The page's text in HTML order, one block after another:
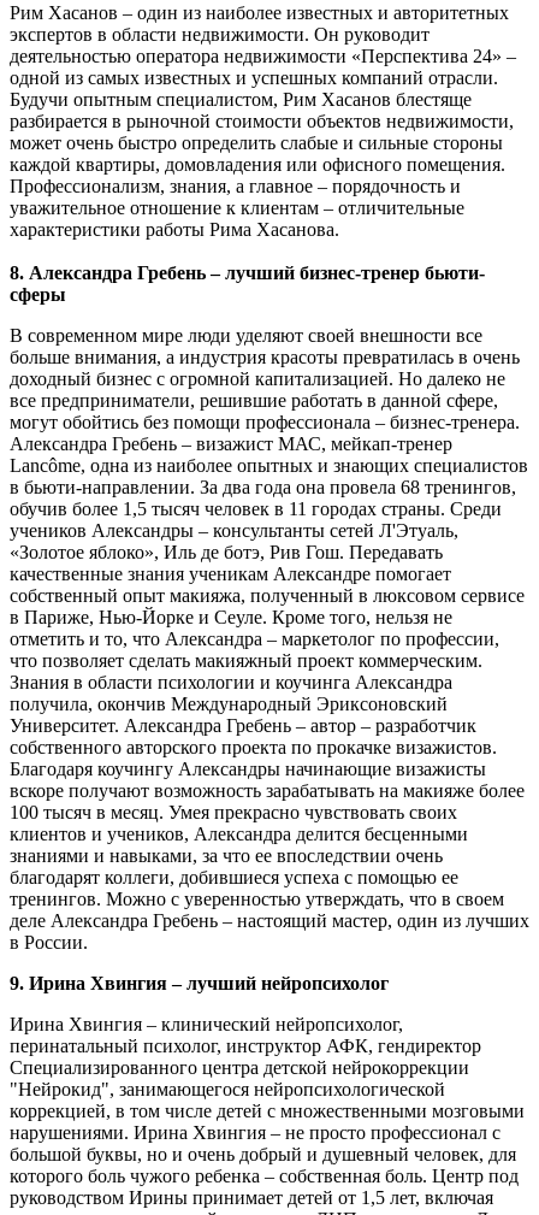
Рим Хасанов – один из наиболее известных и авторитетных
экспертов в области недвижимости. Он руководит
деятельностью оператора недвижимости «Перспектива 24» –
одной из самых известных и успешных компаний отрасли.
Будучи опытным специалистом, Рим Хасанов блестяще
разбирается в рыночной стоимости объектов недвижимости,
может очень быстро определить слабые и сильные стороны
каждой квартиры, домовладения или офисного помещения.
Профессионализм, знания, а главное – порядочность и
уважительное отношение к клиентам – отличительные
характеристики работы Рима Хасанова.
8. Александра Гребень – лучший бизнес-тренер бьюти-
сферы
В современном мире люди уделяют своей внешности все
больше внимания, а индустрия красоты превратилась в очень
доходный бизнес с огромной капитализацией. Но далеко не
все предприниматели, решившие работать в данной сфере,
могут обойтись без помощи профессионала – бизнес-тренера.
Александра Гребень – визажист МАС, мейкап-тренер
Lancôme, одна из наиболее опытных и знающих специалистов
в бьюти-направлении. За два года она провела 68 тренингов,
обучив более 1,5 тысяч человек в 11 городах страны. Среди
учеников Александры – консультанты сетей Л'Этуаль,
«Золотое яблоко», Иль де ботэ, Рив Гош. Передавать
качественные знания ученикам Александре помогает
собственный опыт макияжа, полученный в люксовом сервисе
в Париже, Нью-Йорке и Сеуле. Кроме того, нельзя не
отметить и то, что Александра – маркетолог по профессии,
что позволяет сделать макияжный проект коммерческим.
Знания в области психологии и коучинга Александра
получила, окончив Международный Эриксоновский
Университет. Александра Гребень – автор – разработчик
собственного авторского проекта по прокачке визажистов.
Благодаря коучингу Александры начинающие визажисты
вскоре получают возможность зарабатывать на макияже более
100 тысяч в месяц. Умея прекрасно чувствовать своих
клиентов и учеников, Александра делится бесценными
знаниями и навыками, за что ее впоследствии очень
благодарят коллеги, добившиеся успеха с помощью ее
тренингов. Можно с уверенностью утверждать, что в своем
деле Александра Гребень – настоящий мастер, один из лучших
в России.
9. Ирина Хвингия – лучший нейропсихолог
Ирина Хвингия – клинический нейропсихолог,
перинатальный психолог, инструктор АФК, гендиректор
Специализированного центра детской нейрокоррекции
"Нейрокид", занимающегося нейропсихологической
коррекцией, в том числе детей с множественными мозговыми
нарушениями. Ирина Хвингия – не просто профессионал с
большой буквы, но и очень добрый и душевный человек, для
которого боль чужого ребенка – собственная боль. Центр под
руководством Ирины принимает детей от 1,5 лет, включая